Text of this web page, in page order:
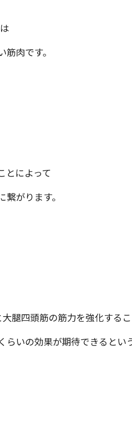
肉です。
とによって
がります。
腿四頭筋の筋力を強化する
らいの効果が期待できるとい